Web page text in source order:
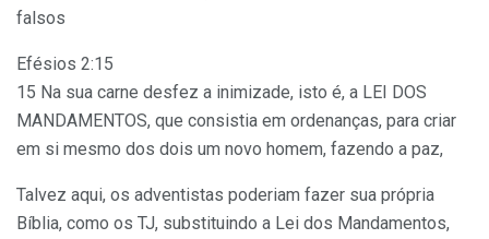
falsos
Efésios 2:15
15 Na sua carne desfez a inimizade, isto é, a LEI DOS
MANDAMENTOS, que consistia em ordenanças, para criar
em si mesmo dos dois um novo homem, fazendo a paz,
Talvez aqui, os adventistas poderiam fazer sua própria
Bíblia, como os TJ, substituindo a Lei dos Mandamentos,